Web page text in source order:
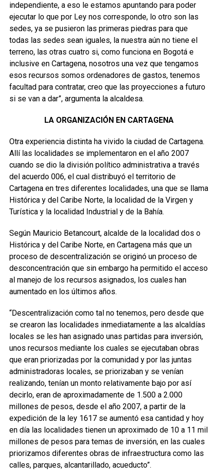
independiente, a eso le estamos apuntando para poder
ejecutar lo que por Ley nos corresponde, lo otro son las
sedes, ya se pusieron las primeras piedras para que
todas las sedes sean iguales, la nuestra aún no tiene el
terreno, las otras cuatro si, como funciona en Bogotá e
inclusive en Cartagena, nosotros una vez que tengamos
esos recursos somos ordenadores de gastos, tenemos
facultad para contratar, creo que las proyecciones a futuro
si se van a dar”, argumenta la alcaldesa.
LA ORGANIZACIÓN EN CARTAGENA
Otra experiencia distinta ha vivido la ciudad de Cartagena.
Allí las localidades se implementaron en el año 2007
cuando se dio la división político administrativa a través
del acuerdo 006, el cual distribuyó el territorio de
Cartagena en tres diferentes localidades, una que se llama
Histórica y del Caribe Norte, la localidad de la Virgen y
Turística y la localidad Industrial y de la Bahía.
Según Mauricio Betancourt, alcalde de la localidad dos o
Histórica y del Caribe Norte, en Cartagena más que un
proceso de descentralización se originó un proceso de
desconcentración que sin embargo ha permitido el acceso
al manejo de los recursos asignados, los cuales han
aumentado en los últimos años.
“Descentralización como tal no tenemos, pero desde que
se crearon las localidades inmediatamente a las alcaldías
locales se les han asignado unas partidas para inversión,
unos recursos mediante los cuales se ejecutaban obras
que eran priorizadas por la comunidad y por las juntas
administradoras locales, se priorizaban y se venían
realizando, tenían un monto relativamente bajo por así
decirlo, eran de aproximadamente de 1.500 a 2.000
millones de pesos, desde el año 2007, a partir de la
expedición de la ley 1617 se aumentó esa cantidad y hoy
en día las localidades tienen un aproximado de 10 a 11 mil
millones de pesos para temas de inversión, en las cuales
priorizamos diferentes obras de infraestructura como las
calles, parques, alcantarillado, acueducto”.